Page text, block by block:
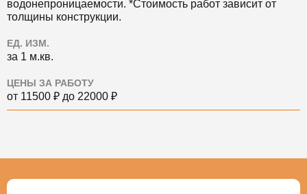
водонепроницаемости. *Стоимость работ зависит от
толщины конструкции.
ЕД. ИЗМ.
за 1 м.кв.
ЦЕНЫ ЗА РАБОТУ
от 11500 ₽ до 22000 ₽